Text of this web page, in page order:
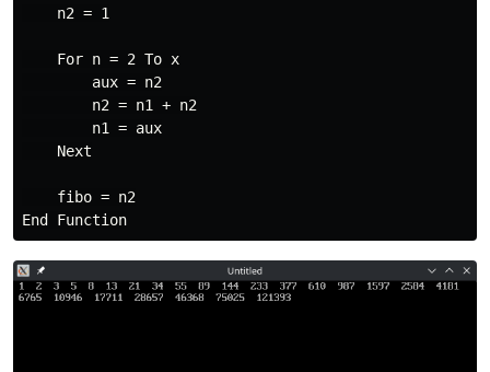
    n2 = 1
    For n = 2 To x
        aux = n2
        n2 = n1 + n2
        n1 = aux
    Next
    fibo = n2